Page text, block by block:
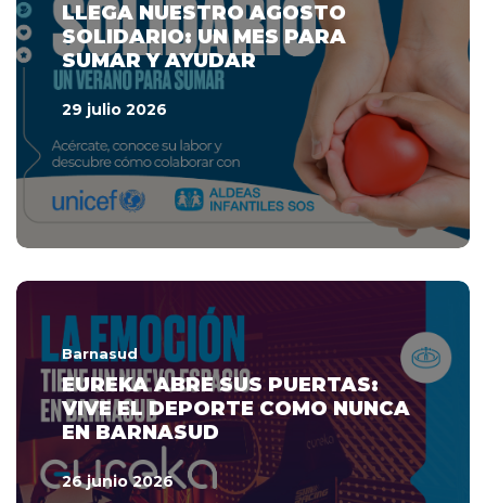
LLEGA NUESTRO AGOSTO
SOLIDARIO: UN MES PARA
SUMAR Y AYUDAR
29 julio 2026
Barnasud
EUREKA ABRE SUS PUERTAS:
VIVE EL DEPORTE COMO NUNCA
EN BARNASUD
26 junio 2026